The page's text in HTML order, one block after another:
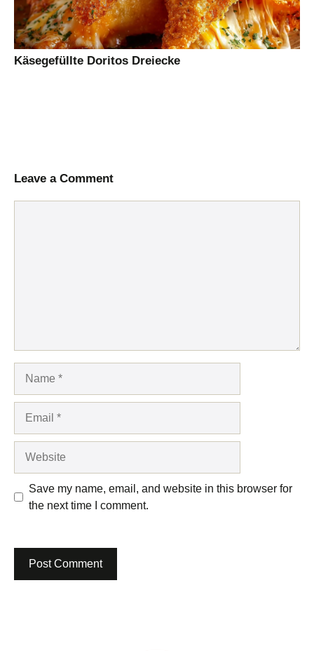
Käsegefüllte Doritos Dreiecke
Leave a Comment
Save my name, email, and website in this browser for
the next time I comment.